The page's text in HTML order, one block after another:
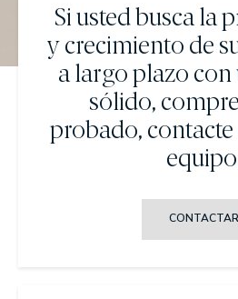
Si usted busca la
y crecimiento de
a largo plazo
sólido,
probado,
CONTACTAR